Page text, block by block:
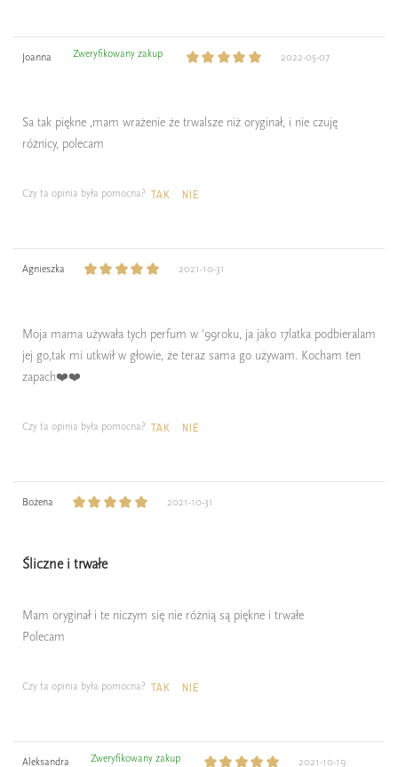
Joanna Zweryfikowany zakup 2022-05-07
Sa tak piękne ,mam wrażenie że trwalsze niż oryginał, i nie czuję
różnicy, polecam
Czy ta opinia była pomocna? TAK NIE
Agnieszka 2021-10-31
Moja mama używała tych perfum w '99roku, ja jako 17latka podbieralam
jej go,tak mi utkwił w głowie, że teraz sama go używam. Kocham ten
zapach❤️❤️
Czy ta opinia była pomocna? TAK NIE
Bożena 2021-10-31
Śliczne i trwałe
Mam oryginał i te niczym się nie różnią są piękne i trwałe
Polecam
Czy ta opinia była pomocna? TAK NIE
Aleksandra Zweryfikowany zakup 2021-10-19